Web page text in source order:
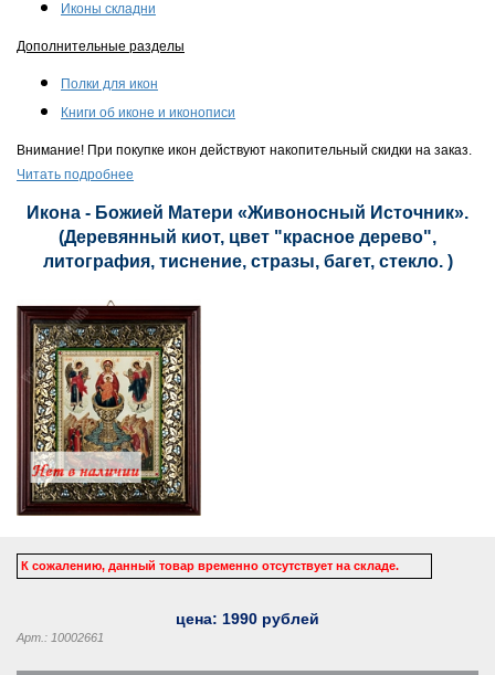
Иконы складни
Дополнительные разделы
Полки для икон
Книги об иконе и иконописи
Внимание! При покупке икон действуют накопительный скидки на заказ.
Читать подробнее
Икона - Божией Матери «Живоносный Источник».
(Деревянный киот, цвет "красное дерево",
литография, тиснение, стразы, багет, стекло. )
К сожалению, данный товар временно отсутствует на складе.
цена: 1990 рублей
Арт.: 10002661